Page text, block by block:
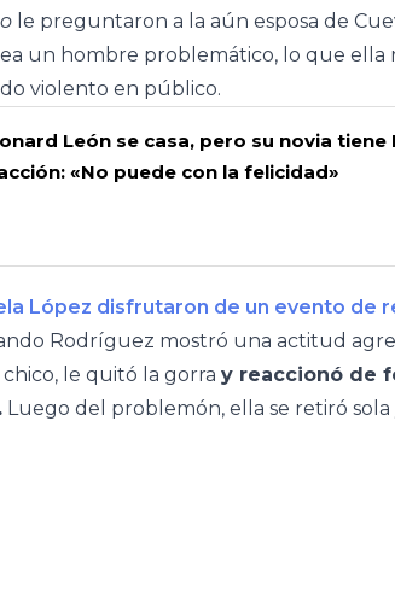
le preguntaron a la aún esposa de
un hombre problemático, lo que ella
violento en público.
León se casa, pero su novia tiene
«No puede con la felicidad»
López disfrutaron de un evento de
Rodríguez mostró una actitud
le quitó la gorra y reaccionó de
Luego del problemón, ella se retiró